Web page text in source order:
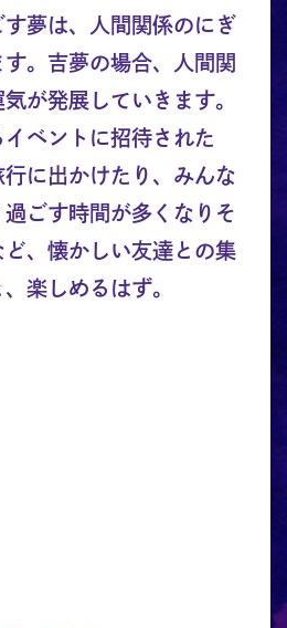
夢は、人間関係のにぎ
。吉夢の場合、人間関
が発展していきます。
ベントに招待された
行に出かけたり、みんな
ごす時間が多くなりそ
ど、懐かしい友達との集
楽しめるはず。